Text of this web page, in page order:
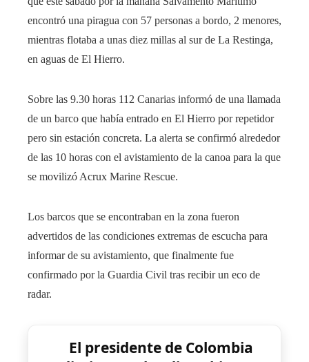
encontró una piragua con 57 personas a bordo, 2 menores,
mientras flotaba a unas diez millas al sur de La Restinga,
en aguas de El Hierro.
Sobre las 9.30 horas 112 Canarias informó de una llamada
de un barco que había entrado en El Hierro por repetidor
pero sin estación concreta. La alerta se confirmó alrededor
de las 10 horas con el avistamiento de la canoa para la que
se movilizó Acrux Marine Rescue.
Los barcos que se encontraban en la zona fueron
advertidos de las condiciones extremas de escucha para
informar de su avistamiento, que finalmente fue
confirmado por la Guardia Civil tras recibir un eco de
radar.
El presidente de Colombia